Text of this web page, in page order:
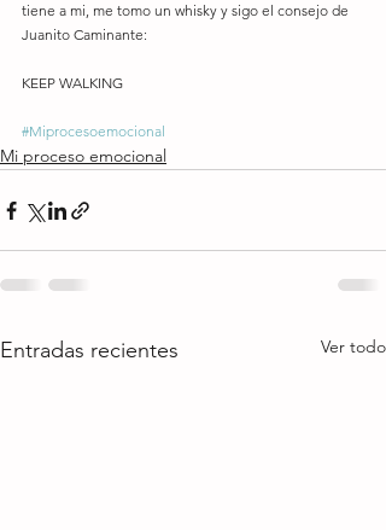
tiene a mi, me tomo un whisky y sigo el consejo de
Juanito Caminante:
KEEP WALKING
#Miprocesoemocional
Mi proceso emocional
Entradas recientes Ver todo